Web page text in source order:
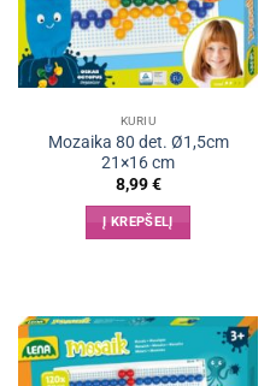
KURIU
Mozaika 80 det. Ø1,5cm
21×16 cm
8,99€
Į KREPŠELĮ